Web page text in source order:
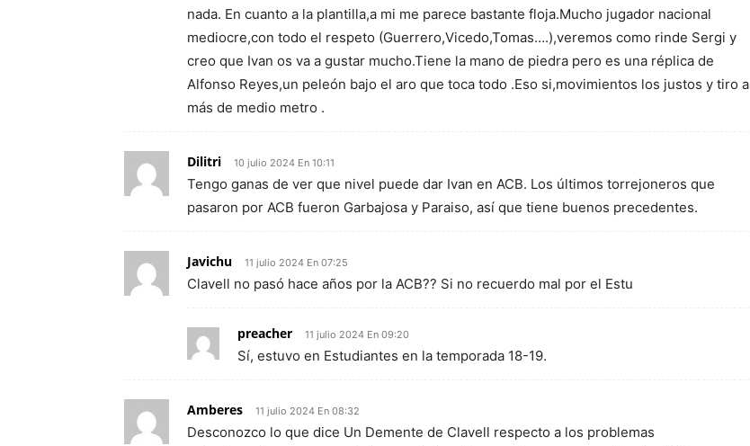
nada. En cuanto a la plantilla,a mi me parece bastante floja.Mucho jugador nacional
mediocre,con todo el respeto (Guerrero,Vicedo,Tomas….),veremos como rinde Sergi y
creo que Ivan os va a gustar mucho.Tiene la mano de piedra pero es una réplica de
Alfonso Reyes,un peleón bajo el aro que toca todo .Eso si,movimientos los justos y tiro a
más de medio metro .
Dilitri 10 julio 2024 En 10:11
Tengo ganas de ver que nivel puede dar Ivan en ACB. Los últimos torrejoneros que
pasaron por ACB fueron Garbajosa y Paraiso, así que tiene buenos precedentes.
Javichu 11 julio 2024 En 07:25
Clavell no pasó hace años por la ACB?? Si no recuerdo mal por el Estu
preacher 11 julio 2024 En 09:20
Sí, estuvo en Estudiantes en la temporada 18-19.
Amberes 11 julio 2024 En 08:32
Desconozco lo que dice Un Demente de Clavell respecto a los problemas